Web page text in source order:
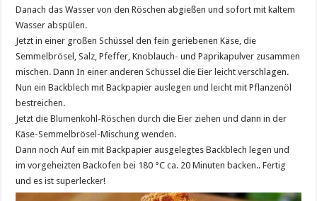
Danach das Wasser von den Röschen abgießen und sofort mit kaltem
Wasser abspülen.
Jetzt in einer großen Schüssel den fein geriebenen Käse, die
Semmelbrösel, Salz, Pfeffer, Knoblauch- und Paprikapulver zusammen
mischen. Dann In einer anderen Schüssel die Eier leicht verschlagen.
Nun ein Backblech mit Backpapier auslegen und leicht mit Pflanzenöl
bestreichen.
Jetzt die Blumenkohl-Röschen durch die Eier ziehen und dann in der
Käse-Semmelbrösel-Mischung wenden.
Dann noch Auf ein mit Backpapier ausgelegtes Backblech legen und
im vorgeheizten Backofen bei 180 °C ca. 20 Minuten backen.. Fertig
und es ist superlecker!